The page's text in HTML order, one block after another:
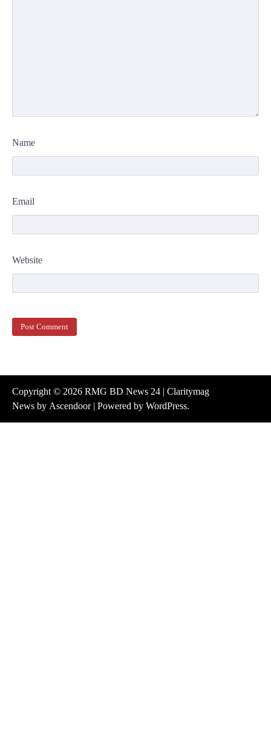
Name
Email
Website
Copyright © 2026 RMG BD News 24 | Claritymag
News by Ascendoor| Powered by WordPress.